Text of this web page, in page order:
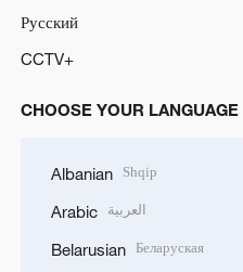
Русский
CCTV+
CHOOSE YOUR LANGUAGE
Albanian Shqip
Arabic العربية
Belarusian Беларуская